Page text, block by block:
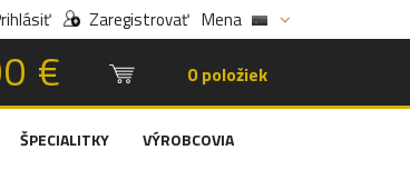
Zaregistrovať Mena
€ 0 položiek
ŠPECIALITKY VÝROBCOVIA